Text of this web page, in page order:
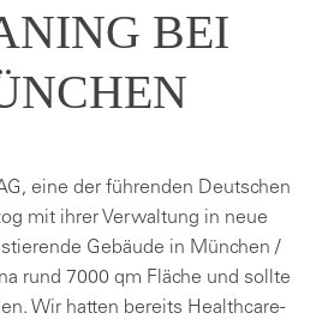
BEI
eine der führenden Deutschen
mit ihrer Verwaltung in neue
Gebäude in München /
rund 7000 qm Fläche und sollte
Wir hatten bereits Healthcare-